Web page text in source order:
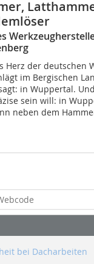
Herz der deutschen
im Bergischen
in Wuppertal.
sein will: in
neben dem
bei Dacharbeiten